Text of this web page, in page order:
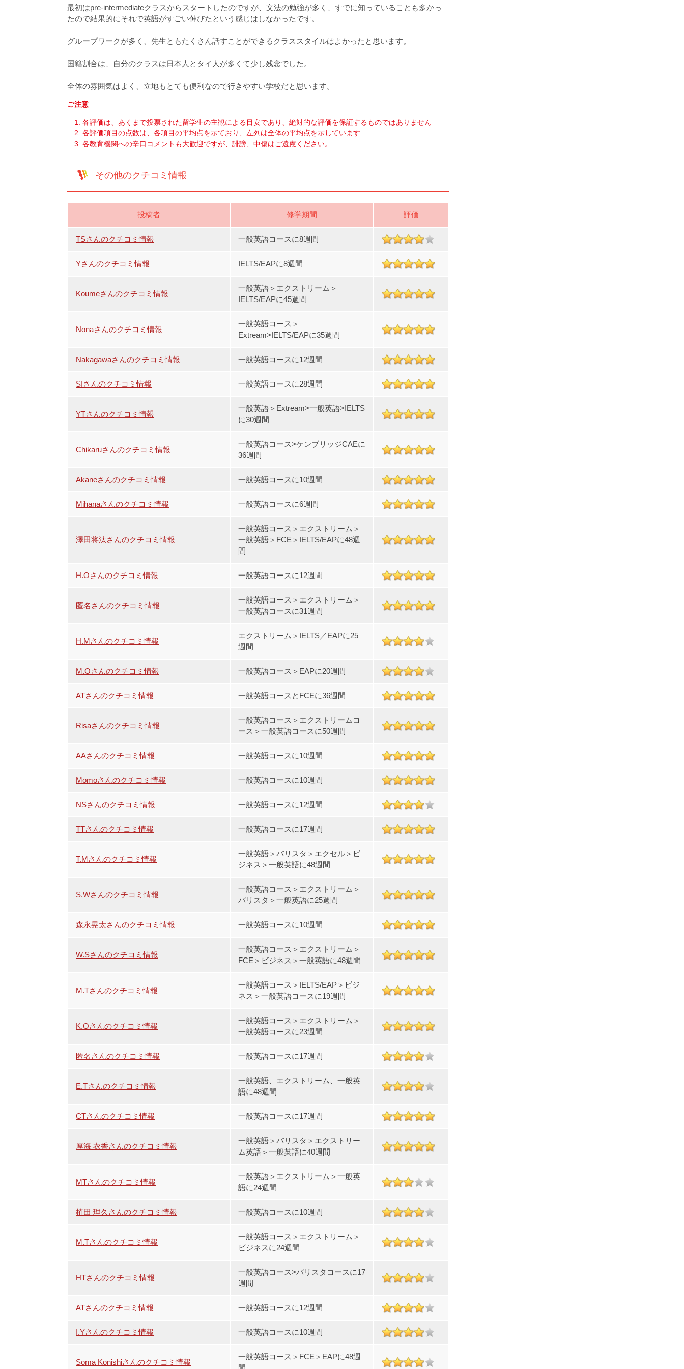
最初はpre-intermediateクラスからスタートしたのですが、文法の勉強が多く、すでに知っていることも多かっ
たので結果的にそれで英語がすごい伸びたという感じはしなかったです。
グループワークが多く、先生ともたくさん話すことができるクラススタイルはよかったと思います。
国籍割合は、自分のクラスは日本人とタイ人が多くて少し残念でした。
全体の雰囲気はよく、立地もとても便利なので行きやすい学校だと思います。
ご注意
各評価は、あくまで投票された留学生の主観による目安であり、絶対的な評価を保証するものではありません
各評価項目の点数は、各項目の平均点を示ており、左列は全体の平均点を示しています
各教育機関への辛口コメントも大歓迎ですが、誹謗、中傷はご遠慮ください。
その他のクチコミ情報
投稿者 修学期間 評価
TSさんのクチコミ情報 一般英語コースに8週間
Yさんのクチコミ情報 IELTS/EAPに8週間
Koumeさんのクチコミ情報
一般英語＞エクストリーム＞
IELTS/EAPに45週間
Nonaさんのクチコミ情報
一般英語コース＞
Extream>IELTS/EAPに35週間
Nakagawaさんのクチコミ情報 一般英語コースに12週間
SIさんのクチコミ情報 一般英語コースに28週間
YTさんのクチコミ情報
一般英語＞Extream>一般英語>IELTS
に30週間
Chikaruさんのクチコミ情報
一般英語コース>ケンブリッジCAEに
36週間
Akaneさんのクチコミ情報 一般英語コースに10週間
Mihanaさんのクチコミ情報 一般英語コースに6週間
澤田将汰さんのクチコミ情報
一般英語コース＞エクストリーム＞
一般英語＞FCE＞IELTS/EAPに48週
間
H.Oさんのクチコミ情報 一般英語コースに12週間
匿名さんのクチコミ情報
一般英語コース＞エクストリーム＞
一般英語コースに31週間
H.Mさんのクチコミ情報
エクストリーム＞IELTS／EAPに25
週間
M.Oさんのクチコミ情報 一般英語コース＞EAPに20週間
ATさんのクチコミ情報 一般英語コースとFCEに36週間
Risaさんのクチコミ情報
一般英語コース＞エクストリームコ
ース＞一般英語コースに50週間
AAさんのクチコミ情報 一般英語コースに10週間
Momoさんのクチコミ情報 一般英語コースに10週間
NSさんのクチコミ情報 一般英語コースに12週間
TTさんのクチコミ情報 一般英語コースに17週間
T.Mさんのクチコミ情報
一般英語＞バリスタ＞エクセル＞ビ
ジネス＞一般英語に48週間
S.Wさんのクチコミ情報
一般英語コース＞エクストリーム＞
バリスタ＞一般英語に25週間
森永晃太さんのクチコミ情報 一般英語コースに10週間
W.Sさんのクチコミ情報
一般英語コース＞エクストリーム＞
FCE＞ビジネス＞一般英語に48週間
M.Tさんのクチコミ情報
一般英語コース＞IELTS/EAP＞ビジ
ネス＞一般英語コースに19週間
K.Oさんのクチコミ情報
一般英語コース＞エクストリーム＞
一般英語コースに23週間
匿名さんのクチコミ情報 一般英語コースに17週間
E.Tさんのクチコミ情報
一般英語、エクストリーム、一般英
語に48週間
CTさんのクチコミ情報 一般英語コースに17週間
厚海 衣香さんのクチコミ情報
一般英語＞バリスタ＞エクストリー
ム英語＞一般英語に40週間
MTさんのクチコミ情報
一般英語＞エクストリーム＞一般英
語に24週間
植田 理久さんのクチコミ情報 一般英語コースに10週間
M.Tさんのクチコミ情報
一般英語コース＞エクストリーム＞
ビジネスに24週間
HTさんのクチコミ情報
一般英語コース>バリスタコースに17
週間
ATさんのクチコミ情報 一般英語コースに12週間
I.Yさんのクチコミ情報 一般英語コースに10週間
Soma Konishiさんのクチコミ情報
一般英語コース＞FCE＞EAPに48週